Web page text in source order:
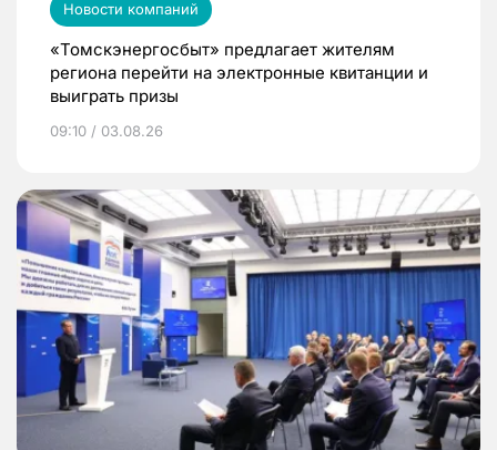
Новости компаний
«Томскэнергосбыт» предлагает жителям
региона перейти на электронные квитанции и
выиграть призы
09:10 / 03.08.26